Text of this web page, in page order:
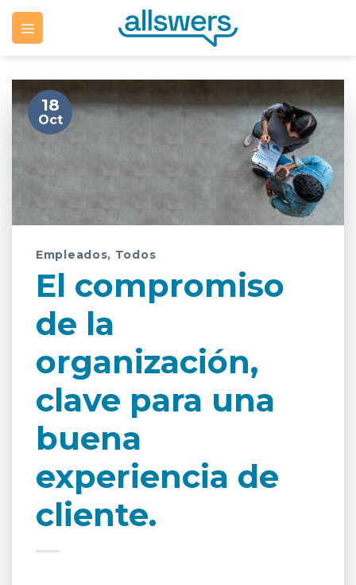
Skip
18
Oct
Empleados, Todos
El compromiso
de la
organización,
clave para una
buena
experiencia de
cliente.